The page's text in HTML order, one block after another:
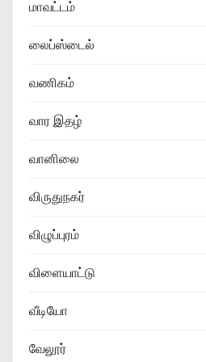
மாவட்டம்
லைப்ஸ்டைல்
வணிகம்
வார இதழ்
வானிலை
விருதுநகர்
விழுப்புரம்
விளையாட்டு
வீடியோ
வேலூர்